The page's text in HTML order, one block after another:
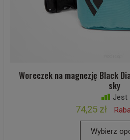
Woreczek na magnezję Black
sky
Jest
74,25 zł
Wybierz